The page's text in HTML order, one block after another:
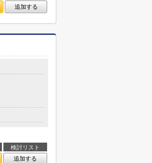
追加する
検討リスト
追加する